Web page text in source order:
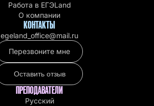
Работа в EГЭLand
О компании
КОНТАКТЫ
egeland_office@mail.ru
Перезвоните мне
Оставить отзыв
ПРЕПОДАВАТЕЛИ
Русский